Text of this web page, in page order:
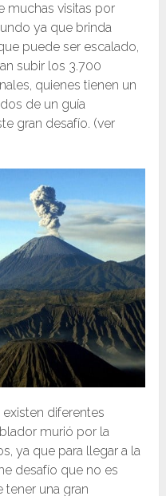
muchas visitas por
ya que brinda
puede ser escalado,
subir los 3.700
quienes tienen un
de un guía
gran desafío. (ver
existen diferentes
murió por la
ya que para llegar a la
desafío que no es
tener una gran